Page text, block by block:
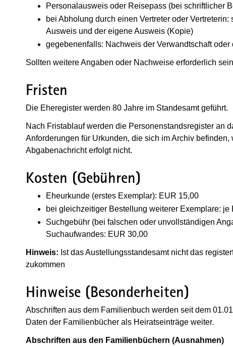
Personalausweis oder Reisepass (bei schriftlicher
bei Abholung durch einen Vertreter oder
Ausweis und der eigene Ausweis (Kopie)
gegebenenfalls: Nachweis der Verwandtschaft
Sollten weitere Angaben oder Nachweise erforderlich
Fristen
Die Eheregister werden 80 Jahre im Standesamt geführt.
Nach Fristablauf werden die Personenstandsregister an
Anforderungen für Urkunden, die sich im Archiv
Abgabenachricht erfolgt nicht.
Kosten (Gebühren)
Eheurkunde (erstes Exemplar): EUR 15,00
bei gleichzeitiger Bestellung weiterer Exemplare: je
Suchgebühr (bei falschen oder unvollständigen
Suchaufwandes: EUR 30,00
Hinweis: Ist das Austellungsstandesamt nicht das
zukommen
Hinweise (Besonderheiten)
Abschriften aus dem Familienbuch werden seit dem
Daten der Familienbücher als Heiratseinträge weiter.
Abschriften aus den Familienbüchern (Ausnahmen)